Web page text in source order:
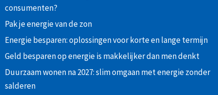
consumenten?
Pak je energie van de zon
Energie besparen: oplossingen voor korte en lange termijn
Geld besparen op energie is makkelijker dan men denkt
Duurzaam wonen na 2027: slim omgaan met energie zonder
salderen